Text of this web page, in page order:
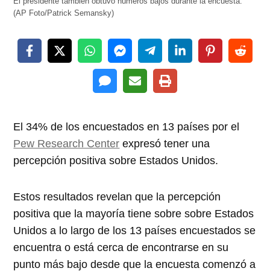
(AP Foto/Patrick Semansky)
El 34% de los encuestados en 13 países por el
Pew Research Center expresó tener una
percepción positiva sobre Estados Unidos.
Estos resultados revelan que la percepción
positiva que la mayoría tiene sobre sobre Estados
Unidos a lo largo de los 13 países encuestados se
encuentra o está cerca de encontrarse en su
punto más bajo desde que la encuesta comenzó a